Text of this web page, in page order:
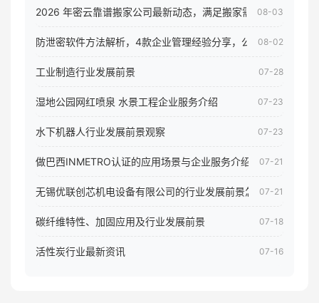
2026 年密云靠谱搬家公司最新动态，满足搬家需求！08-03
防泄密软件方法解析，4款企业管理经验分享，公司员工电脑核
08-02
工业制造行业发展前景 07-28
湿地公园网红喷泉 水景工程企业服务介绍 07-23
水下机器人行业发展前景观察 07-23
做巴西INMETRO认证的应用场景与企业服务介绍 07-21
无锡优联创芯机电设备有限公司的行业发展前景怎样07-21
碳纤维特性、加固应用及行业发展前景 07-18
活性炭行业最新资讯 07-16